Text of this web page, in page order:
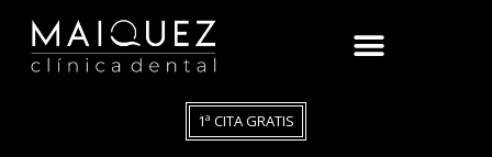
1ª CITA GRATIS